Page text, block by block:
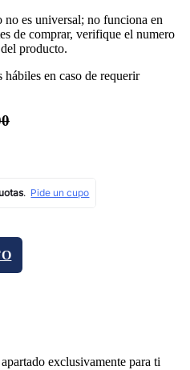
no es universal; no funciona en
de comprar, verifique el numero
producto.
hábiles en caso de requerir
exclusivamente para ti